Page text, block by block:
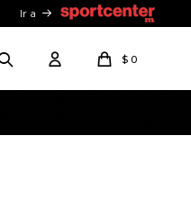
$ 0
Ir a